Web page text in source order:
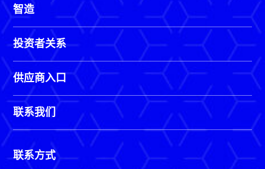
智造
投资者关系
供应商入口
联系我们
联系方式